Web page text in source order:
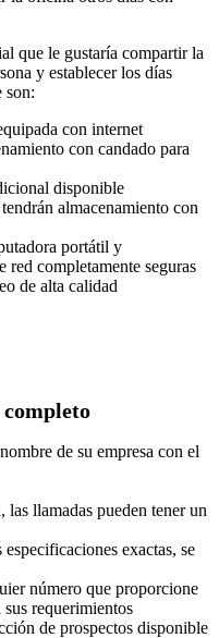
que le gustaría compartir la
y establecer los días
son:
con internet
con candado para
disponible
almacenamiento con
portátil y
red completamente seguras
de alta calidad
completo
de su empresa con el
llamadas pueden tener un
exactas, se
número que proporcione
requerimientos
de prospectos disponible